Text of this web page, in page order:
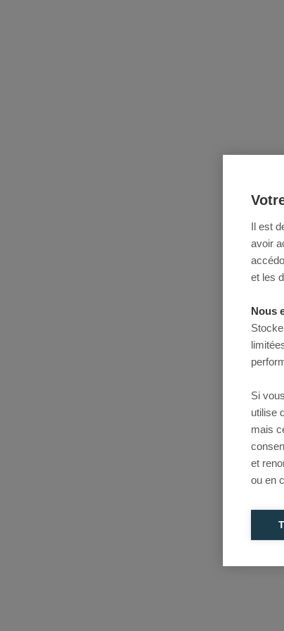
Il est
avoir
et les
Nous
Si
utilise
mais
et
ou en